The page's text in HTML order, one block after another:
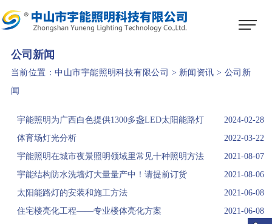
1
公司新闻
当前位置：中山市宇能照明科技有限公司 > 新闻资讯 > 公司新
闻
宇能照明为广西白色提供1300多盏LED太阳能路灯
2024-02-28
体育场灯光分析
2022-03-22
宇能照明在城市夜景照明领域里常见十种照明方法
2021-08-07
宇能结构防水洗墙灯大量量产中！请提前订货
2021-08-06
太阳能路灯的安装和施工方法
2021-06-08
住宅楼亮化工程——专业楼体亮化方案
2021-06-08